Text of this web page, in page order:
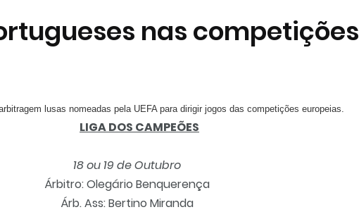
nas competições
lusas nomeadas pela UEFA para dirigir jogos das competições europeias.
LIGA DOS CAMPEÕES
18 ou 19 de Outubro
Árbitro: Olegário Benquerença
Árb. Ass: Bertino Miranda